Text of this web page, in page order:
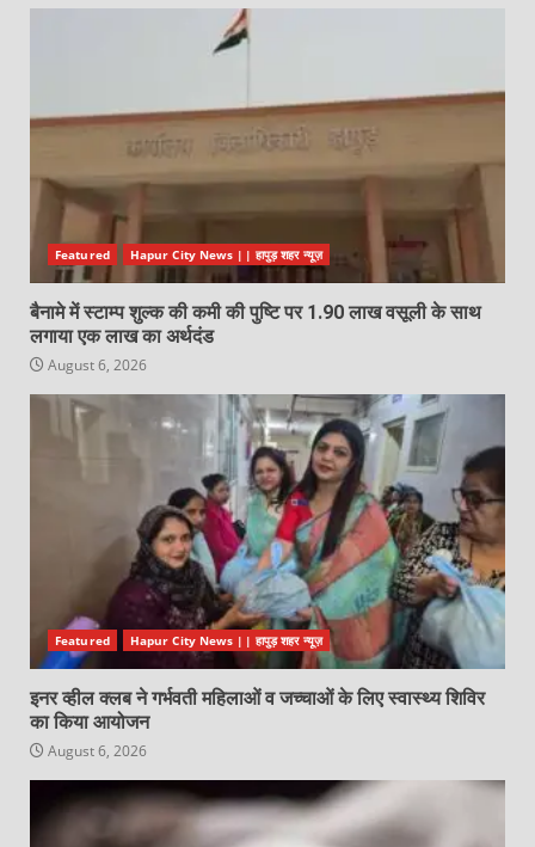
Featured Hapur City News || हापुड़ शहर न्यूज़
बैनामे में स्टाम्प शुल्क की कमी की पुष्टि पर 1.90 लाख वसूली के साथ
लगाया एक लाख का अर्थदंड
August 6, 2026
Featured Hapur City News || हापुड़ शहर न्यूज़
इनर व्हील क्लब ने गर्भवती महिलाओं व जच्चाओं के लिए स्वास्थ्य शिविर
का किया आयोजन
August 6, 2026